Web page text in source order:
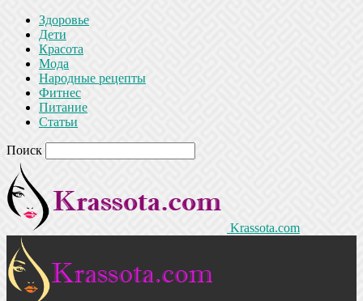
Здоровье
Дети
Красота
Мода
Народные рецепты
Фитнес
Питание
Статьи
Поиск
Krassota.com